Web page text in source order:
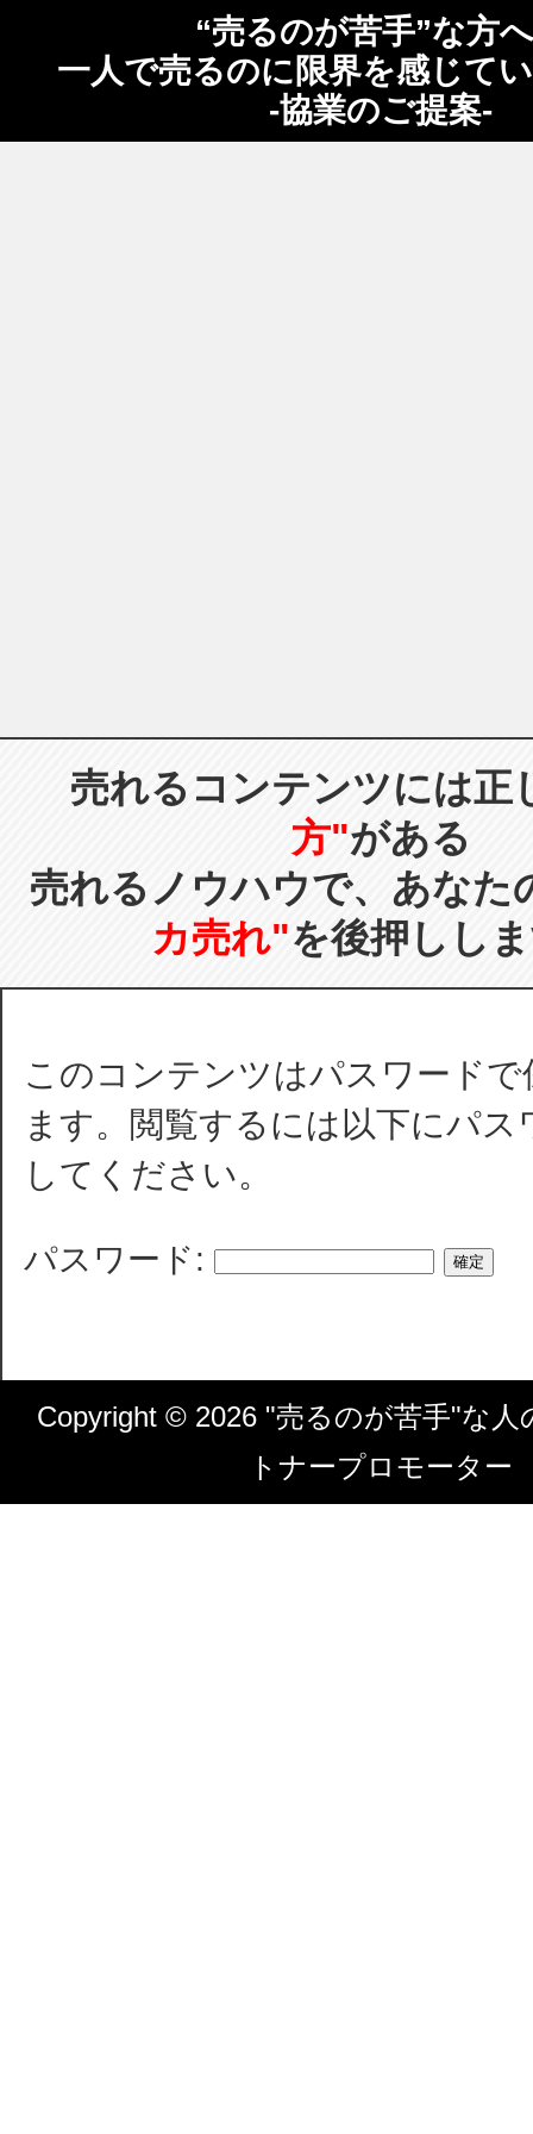
“売るのが苦手”な方
一人で売るのに限界を感じて
-協業のご提案-
売れるコンテンツには正
方"がある
売れるノウハウで、あなた
カ売れ"を後押しし
このコンテンツはパスワード
ます。閲覧するには以下にパス
してください。
パスワード:
Copyright © 2026 "売るのが苦手"な人
トナープロモーター